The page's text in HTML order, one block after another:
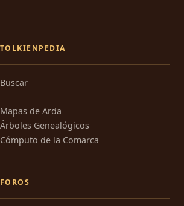
TOLKIENPEDIA
Buscar
Mapas de Arda
Árboles Genealógicos
Cómputo de la Comarca
FOROS